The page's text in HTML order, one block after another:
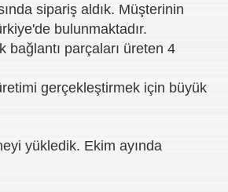
sipariş aldık. Müşterinin
bulunmaktadır.
bağlantı parçaları üreten 4
gerçekleştirmek için büyük
yükledik. Ekim ayında